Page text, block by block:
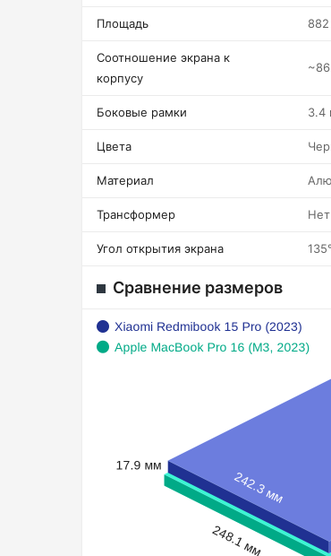
Площадь
Соотношение экрана к
корпусу
Боковые рамки 3.4
Цвета
Материал
Трансформер Нет
Угол открытия экрана 135°
Сравнение размеров